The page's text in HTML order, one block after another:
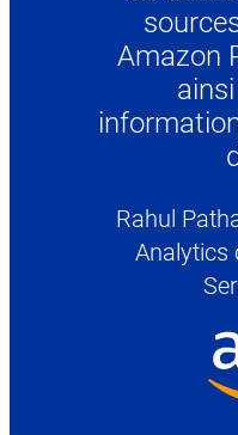
Amazon
Rahul
Analytics